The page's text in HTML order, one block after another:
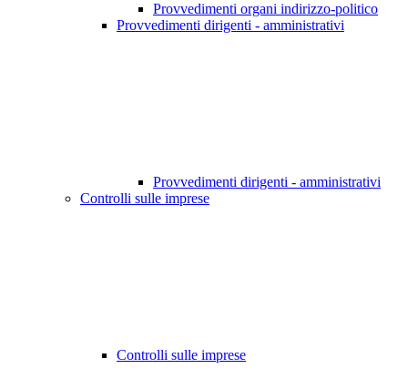
Provvedimenti organi indirizzo-politico
Provvedimenti dirigenti - amministrativi
Provvedimenti dirigenti - amministrativi
Controlli sulle imprese
Controlli sulle imprese